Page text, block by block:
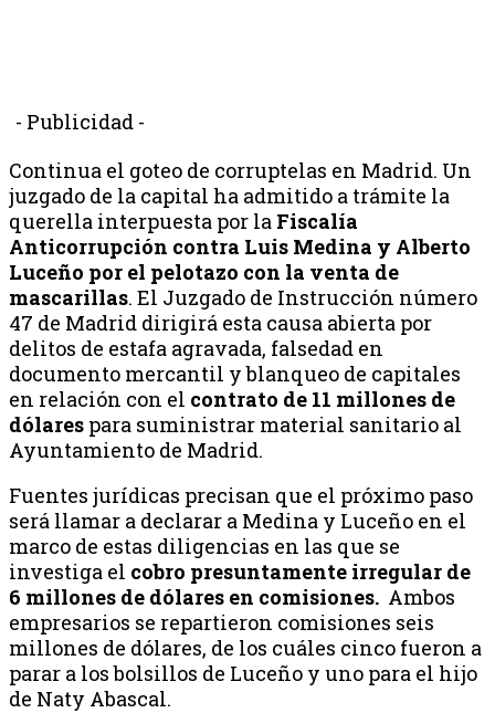
- Publicidad -
Continua el goteo de corruptelas en Madrid. Un
juzgado de la capital ha admitido a trámite la
querella interpuesta por la Fiscalía
Anticorrupción contra Luis Medina y Alberto
Luceño por el pelotazo con la venta de
mascarillas. El Juzgado de Instrucción número
47 de Madrid dirigirá esta causa abierta por
delitos de estafa agravada, falsedad en
documento mercantil y blanqueo de capitales
en relación con el contrato de 11 millones de
dólares para suministrar material sanitario al
Ayuntamiento de Madrid.
Fuentes jurídicas precisan que el próximo paso
será llamar a declarar a Medina y Luceño en el
marco de estas diligencias en las que se
investiga el cobro presuntamente irregular de
6 millones de dólares en comisiones. Ambos
empresarios se repartieron comisiones seis
millones de dólares, de los cuáles cinco fueron a
parar a los bolsillos de Luceño y uno para el hijo
de Naty Abascal.